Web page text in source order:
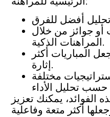
جوائز من خلال
المراهنات الذكية.
المباريات أكثر
إثارة.
مختلفة
الفوائد، يمكنك تعزيز